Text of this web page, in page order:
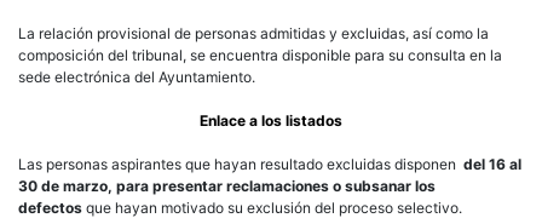
La relación provisional de personas admitidas y excluidas, así como la
composición del tribunal, se encuentra disponible para su consulta en la
sede electrónica del Ayuntamiento.
Enlace a los listados
Las personas aspirantes que hayan resultado excluidas disponen del 16 al
30 de marzo, para presentar reclamaciones o subsanar los
defectos que hayan motivado su exclusión del proceso selectivo.